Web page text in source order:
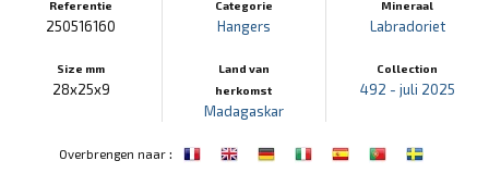
Referentie
250516160
Size mm
28x25x9
Categorie
Hangers
Land van
herkomst
Madagaskar
Mineraal
Labradoriet
Collection
492 - juli 2025
Overbrengen naar: